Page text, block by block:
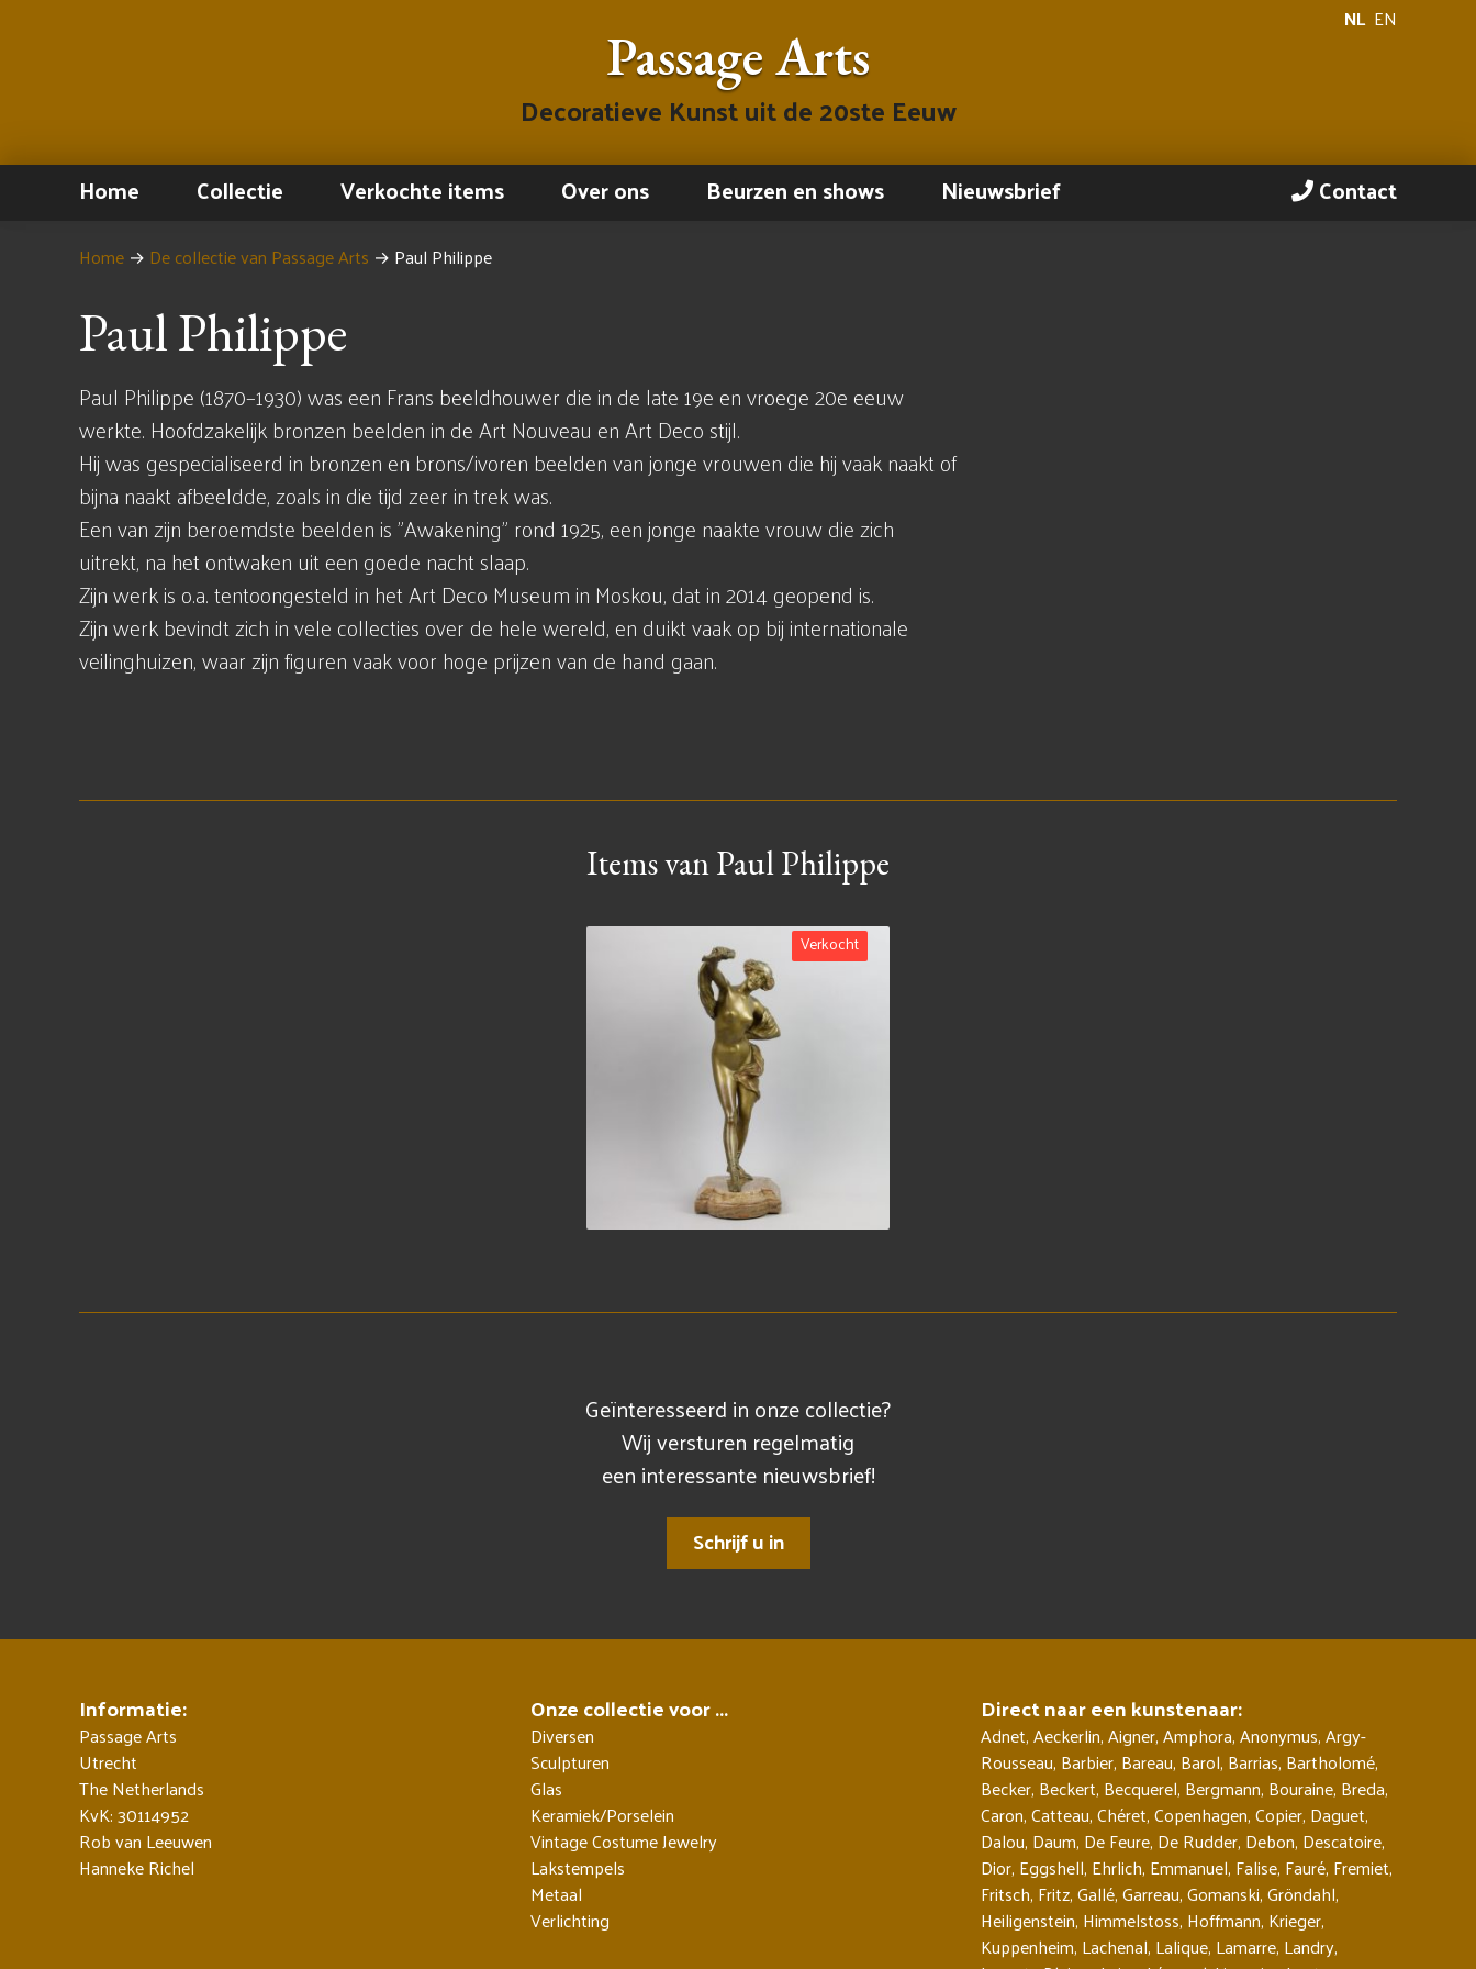
NL EN
Passage Arts
Decoratieve Kunst uit de 20ste Eeuw
Home Collectie Verkochte items Over ons Beurzen en shows Nieuwsbrief Contact
Home → De collectie van Passage Arts → Paul Philippe
Paul Philippe
Paul Philippe (1870–1930) was een Frans beeldhouwer die in de late 19e en vroege 20e eeuw
werkte. Hoofdzakelijk bronzen beelden in de Art Nouveau en Art Deco stijl.
Hij was gespecialiseerd in bronzen en brons/ivoren beelden van jonge vrouwen die hij vaak naakt of
bijna naakt afbeeldde, zoals in die tijd zeer in trek was.
Een van zijn beroemdste beelden is "Awakening" rond 1925, een jonge naakte vrouw die zich
uitrekt, na het ontwaken uit een goede nacht slaap.
Zijn werk is o.a. tentoongesteld in het Art Deco Museum in Moskou, dat in 2014 geopend is.
Zijn werk bevindt zich in vele collecties over de hele wereld, en duikt vaak op bij internationale
veilinghuizen, waar zijn figuren vaak voor hoge prijzen van de hand gaan.
Items van Paul Philippe
Verkocht
Geïnteresseerd in onze collectie?
Wij versturen regelmatig
een interessante nieuwsbrief!
Schrijf u in
Informatie:
Passage Arts
Utrecht
The Netherlands
KvK: 30114952
Rob van Leeuwen
Hanneke Richel
Onze collectie voor ...
Diversen
Sculpturen
Glas
Keramiek/Porselein
Vintage Costume Jewelry
Lakstempels
Metaal
Verlichting
Direct naar een kunstenaar:
Adnet,Aeckerlin,Aigner,Amphora,Anonymus,Argy-
Rousseau, Barbier, Bareau, Barol, Barrias, Bartholomé,
Becker, Beckert, Becquerel, Bergmann, Bouraine, Breda,
Caron,Catteau,Chéret,Copenhagen,Copier, Daguet,
Dalou, Daum, De Feure, De Rudder, Debon, Descatoire,
Dior, Eggshell, Ehrlich, Emmanuel, Falise, Fauré, Fremiet,
Fritsch, Fritz,Gallé,Garreau,Gomanski,Gröndahl,
Heiligenstein, Himmelstoss, Hoffmann, Krieger,
Kuppenheim, Lachenal, Lalique, Lamarre, Landry,